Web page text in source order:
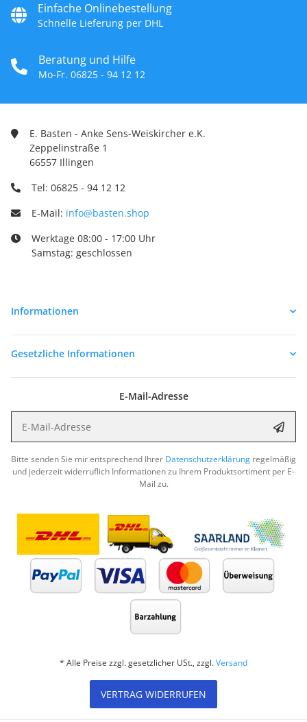
Einfache Onlinebestellung
Schnelle Lieferung per DHL
Beratung und Hilfe
Mo-Fr. 06825 - 94 12 12
E. Basten - Anke Sens-Weiskircher e.K.
Zeppelinstraße 1
66557 Illingen
Tel: 06825 - 94 12 12
E-Mail: info@basten.shop
Werktage 08:00 - 17:00 Uhr
Samstag: geschlossen
Informationen
Gesetzliche Informationen
E-Mail-Adresse
Bitte senden Sie mir entsprechend Ihrer Datenschutzerklärung regelmäßig
und jederzeit widerruflich Informationen zu Ihrem Produktsortiment per E-
Mail zu.
* Alle Preise zzgl. gesetzlicher USt., zzgl.Versand
VERTRAG WIDERRUFEN